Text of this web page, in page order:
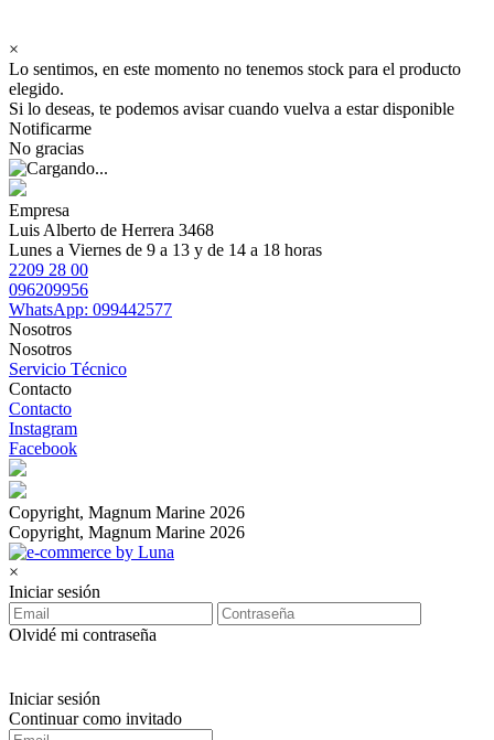
×
Lo sentimos, en este momento no tenemos stock para el producto
elegido.
Si lo deseas, te podemos avisar cuando vuelva a estar disponible
Notificarme
No gracias
Empresa
Luis Alberto de Herrera 3468
Lunes a Viernes de 9 a 13 y de 14 a 18 horas
2209 28 00
096209956
WhatsApp: 099442577
Nosotros
Nosotros
Servicio Técnico
Contacto
Contacto
Instagram
Facebook
Copyright, Magnum Marine 2026
Copyright, Magnum Marine 2026
×
Iniciar sesión
Olvidé mi contraseña
Iniciar sesión
Continuar como invitado